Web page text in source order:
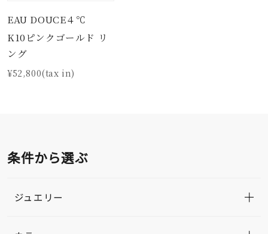
EAU DOUCE４℃
K10ピンクゴールド リ
ング
¥52,800(tax in)
条件から選ぶ
ジュエリー